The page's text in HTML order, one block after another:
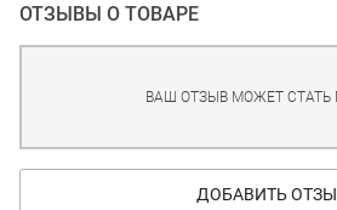
ОТЗЫВЫ О ТОВАРЕ
ВАШ ОТЗЫВ МОЖЕТ СТАТЬ
ДОБАВИТЬ